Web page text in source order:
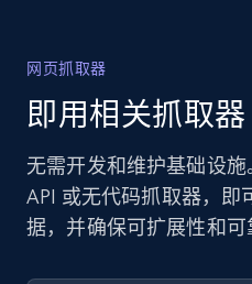
网页抓取器
即用相关抓取器
无需开发和维护基础设
API 或无代码抓取器，即
据，并确保可扩展性和可